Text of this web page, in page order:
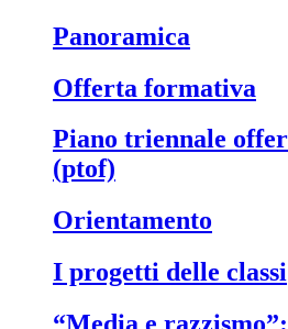
panoramica
offerta formativa
piano triennale offerta formativa
(ptof)
orientamento
i progetti delle classi